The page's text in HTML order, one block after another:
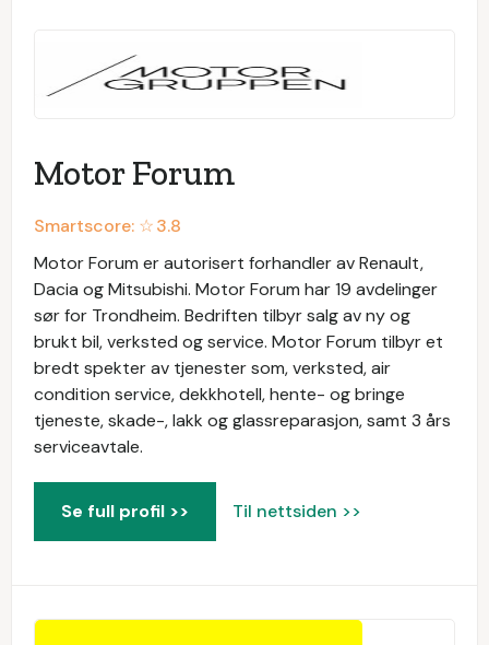
Motor Forum
Smartscore: ☆3.8
Motor Forum er autorisert forhandler av Renault,
Dacia og Mitsubishi. Motor Forum har 19 avdelinger
sør for Trondheim. Bedriften tilbyr salg av ny og
brukt bil, verksted og service. Motor Forum tilbyr et
bredt spekter av tjenester som, verksted, air
condition service, dekkhotell, hente- og bringe
tjeneste, skade-, lakk og glassreparasjon, samt 3 års
serviceavtale.
Se full profil >> Til nettsiden >>